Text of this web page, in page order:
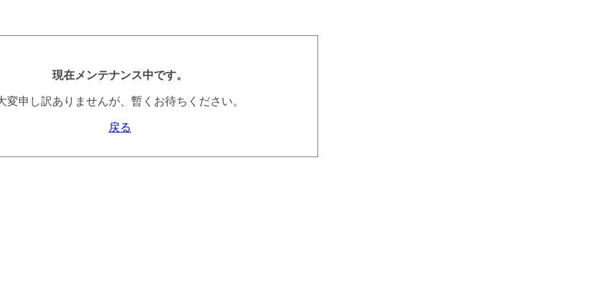
現在メンテナンス中です。
変申し訳ありませんが、暫くお待ちください。
戻る